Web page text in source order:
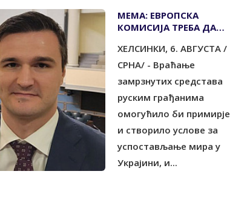
МЕМА: ЕВРОПСКА
КОМИСИЈА ТРЕБА ДА
ЗАМРЗНУТУ ИМОВИНУ
ХЕЛСИНКИ, 6. АВГУСТА /
СРНА/ - Враћање
замрзнутих средстава
руским грађанима
омогућило би примирје
и створило услове за
успостављање мира у
Украјини, и...